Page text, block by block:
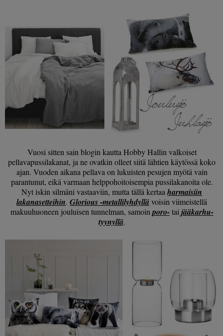
Vuosi sitten sain blogin kautta Hobby Hallin valkoiset
pellavapussilakanat, ja ne ovatkin olleet siitä lähtien käytössä koko
ajan. Vuoden aikana pellava on lukuisten pesujen myötä vain
parantunut, eikä varmaan helppohoitoisempia pussilakanoita ole.
Nyt iskin silmäni vastaaviin, mutta tällä kertaaharmaisiin
lakanasetteihin.Glorious -metallilyhdyllä voisin viimeistellä
makuuhuoneen jouluisen tunnelman, samoinporo-taijääkarhu-
tyynyllä.